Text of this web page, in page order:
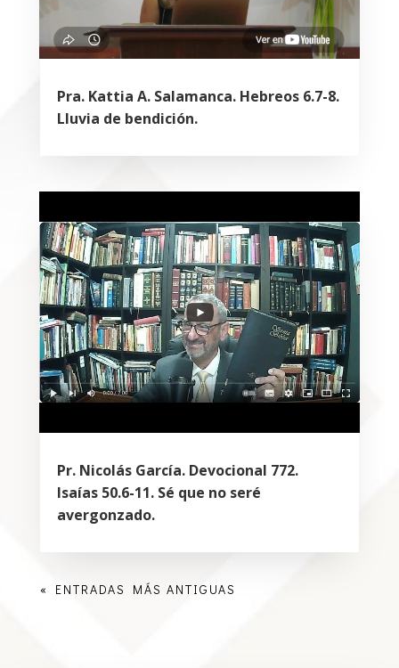
Pra. Kattia A. Salamanca. Hebreos 6.7-8.
Lluvia de bendición.
Pr. Nicolás García. Devocional 772.
Isaías 50.6-11. Sé que no seré
avergonzado.
« ENTRADAS MÁS ANTIGUAS